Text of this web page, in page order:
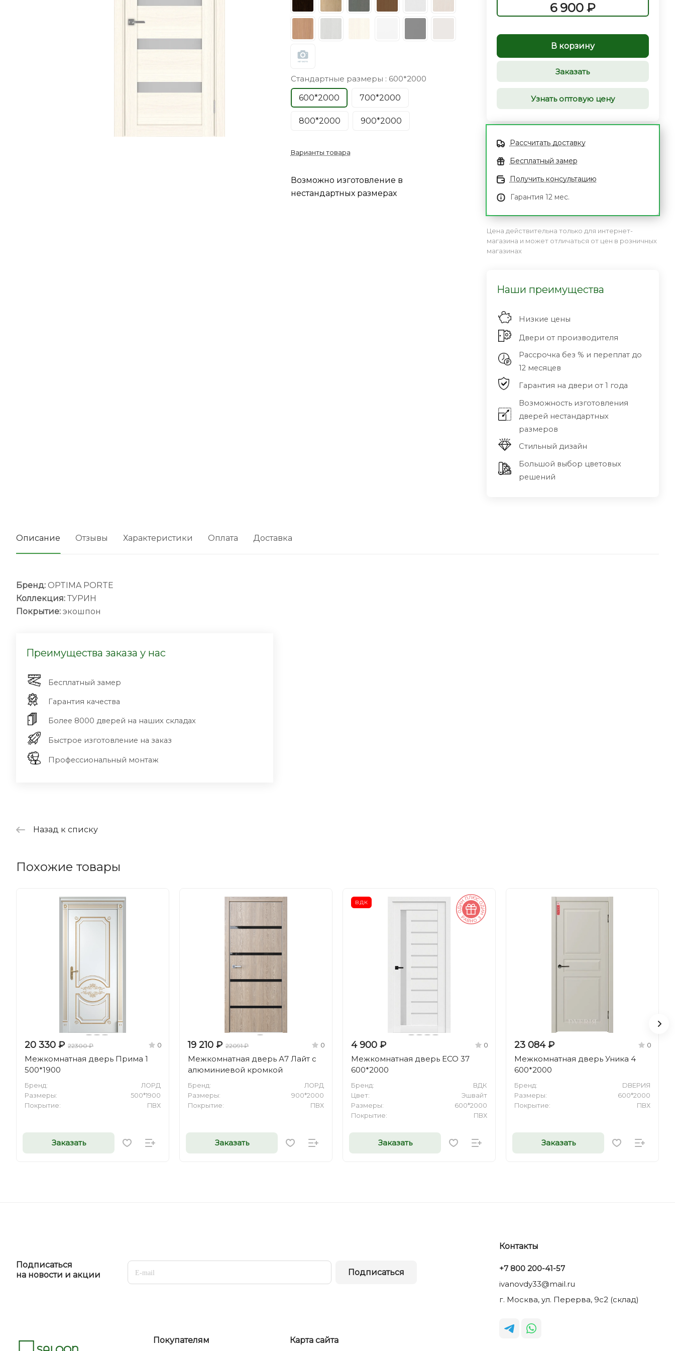
Стандартные размеры : 600*2000
600*2000
700*2000
800*2000 900*2000
Варианты товара
Возможно изготовление в
нестандартных размерах
6 900 ₽
В корзину
Заказать
Узнать оптовую цену
Рассчитать доставку
Бесплатный замер
Получить консультацию
Гарантия 12 мес.
Цена действительна только для интернет-
магазина и может отличаться от цен в розничных
магазинах
Наши преимущества
Низкие цены
Двери от производителя
Рассрочка без % и переплат до
12 месяцев
Гарантия на двери от 1 года
Возможность изготовления
дверей нестандартных
размеров
Стильный дизайн
Большой выбор цветовых
решений
Описание Отзывы Характеристики Оплата Доставка
Бренд: OPTIMA PORTE
Коллекция: ТУРИН
Покрытие: экошпон
Преимущества заказа у нас
Бесплатный замер
Гарантия качества
Более 8000 дверей на наших складах
Быстрое изготовление на заказ
Профессиональный монтаж
Назад к списку
Похожие товары
20 330 ₽ 22300 ₽ 0
Межкомнатная дверь Прима 1
500*1900
Бренд:
ЛОРД
Размеры:
500*1900
Покрытие:
ПВХ
Заказать
19 210 ₽ 22091 ₽ 0
Межкомнатная дверь А7 Лайт с
алюминиевой кромкой
Бренд:
ЛОРД
Размеры:
900*2000
Покрытие:
ПВХ
Заказать
ВДК
4 900 ₽ 0
Межкомнатная дверь ECO 37
600*2000
Бренд:
ВДК
Цвет:
Эшвайт
Размеры:
600*2000
Покрытие:
ПВХ
Заказать
23 084 ₽ 0
Межкомнатная дверь Уника 4
600*2000
Бренд:
DВЕРИЯ
Размеры:
600*2000
Покрытие:
ПВХ
Заказать
Подписаться
на новости и акции
Подписаться
Покупателям Карта сайта
Контакты
+7 800 200-41-57
ivanovdy33@mail.ru
г. Москва, ул. Перерва, 9с2 (склад)